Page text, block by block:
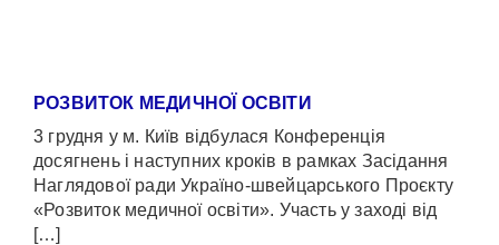
РОЗВИТОК МЕДИЧНОЇ ОСВІТИ
3 грудня у м. Київ відбулася Конференція
досягнень і наступних кроків в рамках Засідання
Наглядової ради Україно-швейцарського Проєкту
«Розвиток медичної освіти». Участь у заході від
[…]